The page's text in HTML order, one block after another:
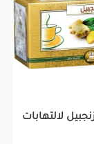
لالتهابات